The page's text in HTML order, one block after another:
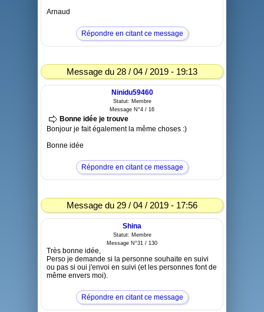
Arnaud
Répondre en citant ce message
Message du 28 / 04 / 2019 - 19:13
Ninidu59460
Statut: Membre
Message N°4 / 16
Bonne idée je trouve
Bonjour je fait également la même choses :)
Bonne idée
Répondre en citant ce message
Message du 29 / 04 / 2019 - 17:56
Shina
Statut: Membre
Message N°31 / 130
Très bonne idée,
Perso je demande si la personne souhaite en suivi
ou pas si oui j'envoi en suivi (et les personnes font de
même envers moi).
Répondre en citant ce message